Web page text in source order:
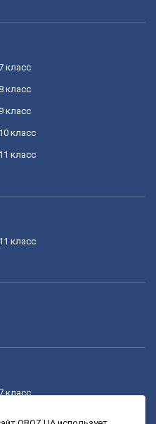
класс
класс
класс
10 класс
11 класс
11 класс
класс